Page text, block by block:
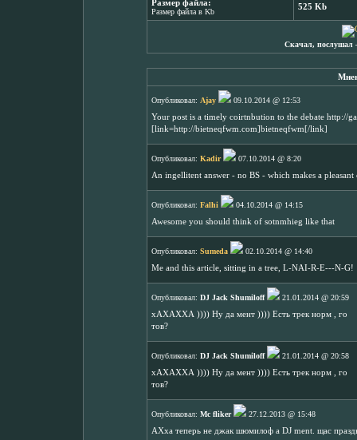
Размер файла:
Размер файла в Kb
525 Kb
Скачал, послушал
Опубликовал: Ajay
09.10.2014 @ 12:53
Your post is a timely coirtnbution to the debate
[link=http://bietneqfwm.com]bietneqfwm[/link]
Опубликовал: Kadir
07.10.2014 @ 8:20
An ingellitent answer - no BS - which makes a pleasant
Опубликовал: Falhi
04.10.2014 @ 14:15
Awesome you should think of sotnmhieg like that
Опубликовал: Sumeda
02.10.2014 @ 14:40
Me and this article, sitting in a tree, L-NAI-R-E---N-G!
Опубликовал: DJ Jack Shumiloff
21.01.2014 @ 20:59
хАХАХХА )))) Ну да мент )))) Есть трек норм , го
тов?
Опубликовал: DJ Jack Shumiloff
21.01.2014 @ 20:58
хАХАХХА )))) Ну да мент )))) Есть трек норм , го
тов?
Опубликовал: Mc fliker
27.12.2013 @ 15:48
АХха теперь не джак шюмилоф а DJ ment. щас